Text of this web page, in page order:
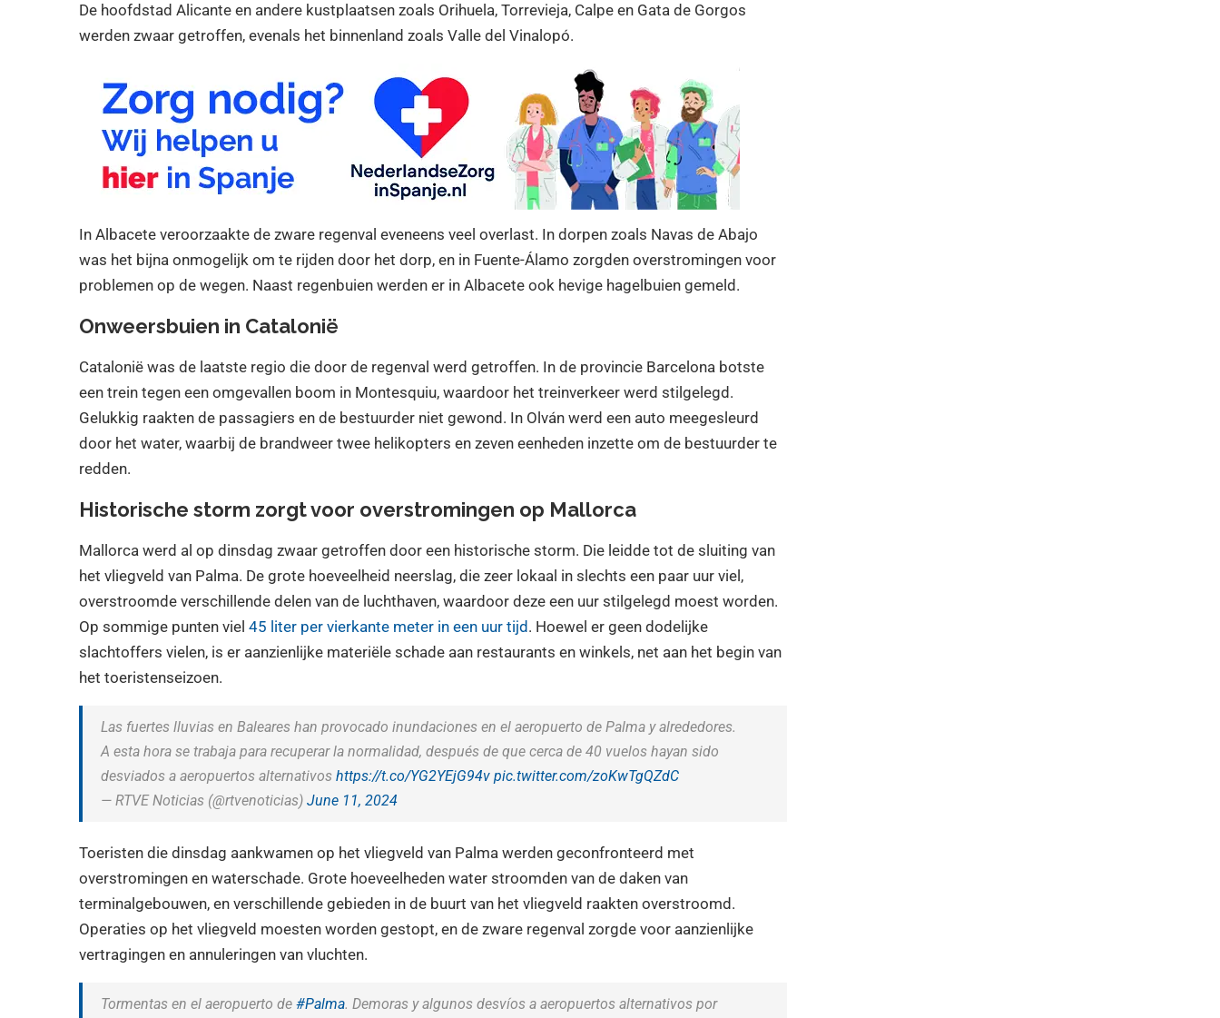
De hoofdstad Alicante en andere kustplaatsen zoals Orihuela, Torrevieja, Calpe en Gata de Gorgos
werden zwaar getroffen, evenals het binnenland zoals Valle del Vinalopó.
In Albacete veroorzaakte de zware regenval eveneens veel overlast. In dorpen zoals Navas de Abajo
was het bijna onmogelijk om te rijden door het dorp, en in Fuente-Álamo zorgden overstromingen voor
problemen op de wegen. Naast regenbuien werden er in Albacete ook hevige hagelbuien gemeld.
Onweersbuien in Catalonië
Catalonië was de laatste regio die door de regenval werd getroffen. In de provincie Barcelona botste
een trein tegen een omgevallen boom in Montesquiu, waardoor het treinverkeer werd stilgelegd.
Gelukkig raakten de passagiers en de bestuurder niet gewond. In Olván werd een auto meegesleurd
door het water, waarbij de brandweer twee helikopters en zeven eenheden inzette om de bestuurder te
redden.
Historische storm zorgt voor overstromingen op Mallorca
Mallorca werd al op dinsdag zwaar getroffen door een historische storm. Die leidde tot de sluiting van
het vliegveld van Palma. De grote hoeveelheid neerslag, die zeer lokaal in slechts een paar uur viel,
overstroomde verschillende delen van de luchthaven, waardoor deze een uur stilgelegd moest worden.
Op sommige punten viel 45 liter per vierkante meter in een uur tijd . Hoewel er geen dodelijke
slachtoffers vielen, is er aanzienlijke materiële schade aan restaurants en winkels, net aan het begin van
het toeristenseizoen.
Las fuertes lluvias en Baleares han provocado inundaciones en el aeropuerto de Palma y alrededores.
A esta hora se trabaja para recuperar la normalidad, después de que cerca de 40 vuelos hayan sido
desviados a aeropuertos alternativos https://t.co/YG2YEjG94v pic.twitter.com/zoKwTgQZdC
— RTVE Noticias (@rtvenoticias) June 11, 2024
Toeristen die dinsdag aankwamen op het vliegveld van Palma werden geconfronteerd met
overstromingen en waterschade. Grote hoeveelheden water stroomden van de daken van
terminalgebouwen, en verschillende gebieden in de buurt van het vliegveld raakten overstroomd.
Operaties op het vliegveld moesten worden gestopt, en de zware regenval zorgde voor aanzienlijke
vertragingen en annuleringen van vluchten.
Tormentas en el aeropuerto de #Palma. Demoras y algunos desvíos a aeropuertos alternativos por